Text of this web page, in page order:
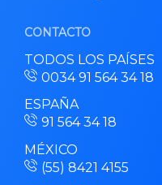
CONTACTO
TODOS LOS PAÍSES
0034 91 564 34 18
ESPAÑA
91 564 34 18
MÉXICO
(55) 8421 4155